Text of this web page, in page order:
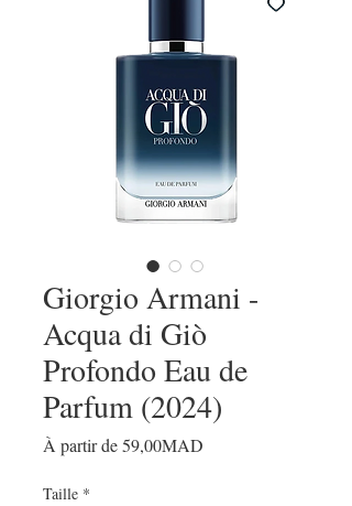
Giorgio Armani -
Acqua di Giò
Profondo Eau de
Parfum (2024)
À partir de59,00MAD
Taille *